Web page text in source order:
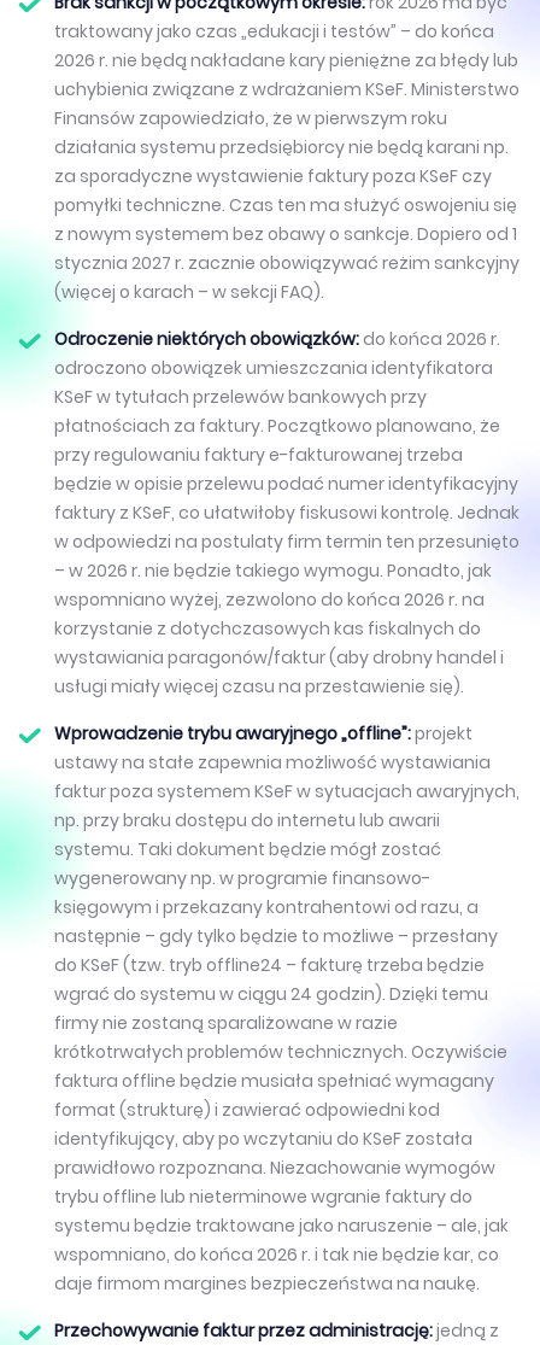
traktowany jako czas „edukacji i testów” – do końca
2026 r. nie będą nakładane kary pieniężne za błędy lub
uchybienia związane z wdrażaniem KSeF. Ministerstwo
Finansów zapowiedziało, że w pierwszym roku
działania systemu przedsiębiorcy nie będą karani np.
za sporadyczne wystawienie faktury poza KSeF czy
pomyłki techniczne. Czas ten ma służyć oswojeniu się
z nowym systemem bez obawy o sankcje. Dopiero od 1
stycznia 2027 r. zacznie obowiązywać reżim sankcyjny
(więcej o karach – w sekcji FAQ).
Odroczenie niektórych obowiązków:do końca 2026 r.
odroczono obowiązek umieszczania identyfikatora
KSeF w tytułach przelewów bankowych przy
płatnościach za faktury. Początkowo planowano, że
przy regulowaniu faktury e-fakturowanej trzeba
będzie w opisie przelewu podać numer identyfikacyjny
faktury z KSeF, co ułatwiłoby fiskusowi kontrolę. Jednak
w odpowiedzi na postulaty firm termin ten przesunięto
– w 2026 r. nie będzie takiego wymogu. Ponadto, jak
wspomniano wyżej, zezwolono do końca 2026 r. na
korzystanie z dotychczasowych kas fiskalnych do
wystawiania paragonów/faktur (aby drobny handel i
usługi miały więcej czasu na przestawienie się).
Wprowadzenie trybu awaryjnego „offline”:projekt
ustawy na stałe zapewnia możliwość wystawiania
faktur poza systemem KSeF w sytuacjach awaryjnych,
np. przy braku dostępu do internetu lub awarii
systemu. Taki dokument będzie mógł zostać
wygenerowany np. w programie finansowo-
księgowym i przekazany kontrahentowi od razu, a
następnie – gdy tylko będzie to możliwe – przesłany
do KSeF (tzw. tryb offline24 – fakturę trzeba będzie
wgrać do systemu w ciągu 24 godzin). Dzięki temu
firmy nie zostaną sparaliżowane w razie
krótkotrwałych problemów technicznych. Oczywiście
faktura offline będzie musiała spełniać wymagany
format (strukturę) i zawierać odpowiedni kod
identyfikujący, aby po wczytaniu do KSeF została
prawidłowo rozpoznana. Niezachowanie wymogów
trybu offline lub nieterminowe wgranie faktury do
systemu będzie traktowane jako naruszenie – ale, jak
wspomniano, do końca 2026 r. i tak nie będzie kar, co
daje firmom margines bezpieczeństwa na naukę.
Przechowywanie faktur przez administrację:jedną z